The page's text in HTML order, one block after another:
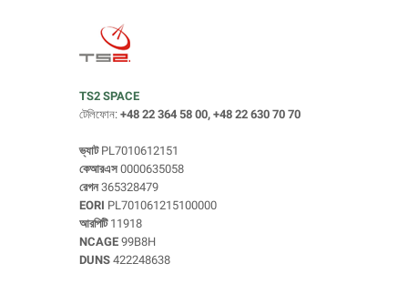
TS2 SPACE
টেলিফোন: +48 22 364 58 00, +48 22 630 70 70
ভ্যাটPL7010612151
কেআরএস 0000635058
রেগন365328479
EORI PL701061215100000
আরপিটি11918
NCAGE 99B8H
DUNS 422248638